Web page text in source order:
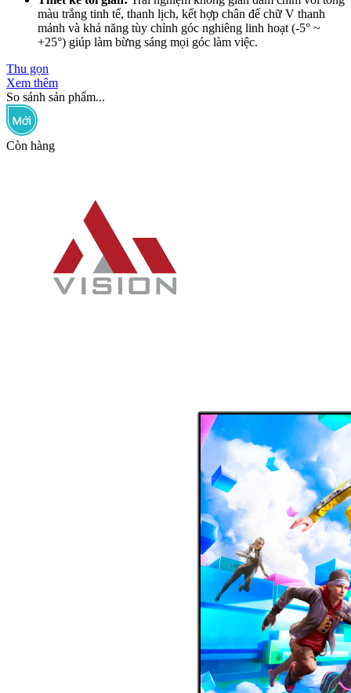
màu trắng tinh tế, thanh lịch, kết hợp chân đế chữ V thanh
mảnh và khả năng tùy chỉnh góc nghiêng linh hoạt (-5° ~
+25°) giúp làm bừng sáng mọi góc làm việc.
Thu gọn
Xem thêm
So sánh sản phẩm...
Còn hàng